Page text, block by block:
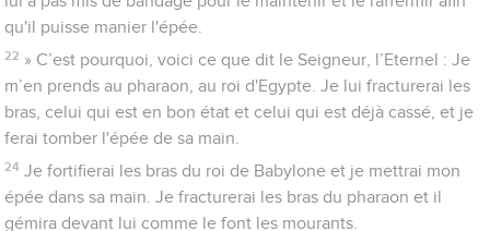
qu'il puisse manier l'épée.
22 » C’est pourquoi, voici ce que dit le Seigneur, l’Eternel : Je
m’en prends au pharaon, au roi d'Egypte. Je lui fracturerai les
bras, celui qui est en bon état et celui qui est déjà cassé, et je
ferai tomber l'épée de sa main.
24 Je fortifierai les bras du roi de Babylone et je mettrai mon
épée dans sa main. Je fracturerai les bras du pharaon et il
gémira devant lui comme le font les mourants.